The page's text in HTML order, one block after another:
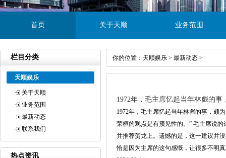
首页 关于天顺 业务范围
栏目分类
天顺娱乐
关于天顺
业务范围
最新动态
联系我们
热点资讯
你的位置： 天顺娱乐 > 最新动态 >
1972年，毛主席忆起当年林彪的
1972年，毛主席忆起当年林彪的事，颇
荣桓的观点是有预见性的。” 毛主席说
并推荐贺龙上。遗憾的是，这一建议并
恰是因为主席的这句感慨，让很多不明